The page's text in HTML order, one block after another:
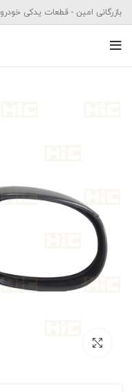
بازرگانی امین - قطعات یدکی خودرو